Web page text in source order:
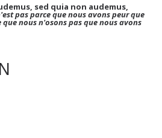
sed quia non audemus,
pas parce que nous avons peur que
nous n'osons pas que nous avons